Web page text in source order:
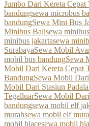
Jumbo Dari Kereta Cepat
bandungsewa microbus
bandungSewa Mini Bus
Minibus Balisewa
minibus jakartasewa
SurabayaSewa Mobil
mobil bus bandungSewa
Mobil Dari Kereta Cepat
BandungSewa Mobil
Mobil Dari Stasiun
TegalluarSewa Mobil
bandungsewa mobil elf
murahsewa mobil elf
mobil hiacesewa mobil